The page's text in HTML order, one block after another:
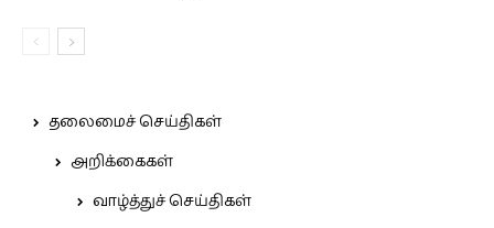
தலைமைச் செய்திகள்
அறிக்கைகள்
வாழ்த்துச் செய்திகள்